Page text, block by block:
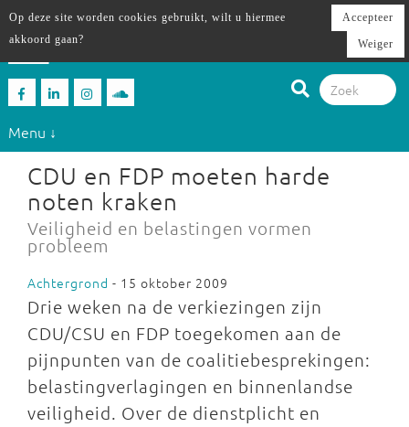
Menu ↓
CDU en FDP moeten harde
noten kraken
Veiligheid en belastingen vormen
probleem
Achtergrond - 15 oktober 2009
Drie weken na de verkiezingen zijn
CDU/CSU en FDP toegekomen aan de
pijnpunten van de coalitiebesprekingen:
belastingverlagingen en binnenlandse
veiligheid. Over de dienstplicht en
Op deze site worden cookies gebruikt, wilt u hiermee
akkoord gaan?
Accepteer
Weiger